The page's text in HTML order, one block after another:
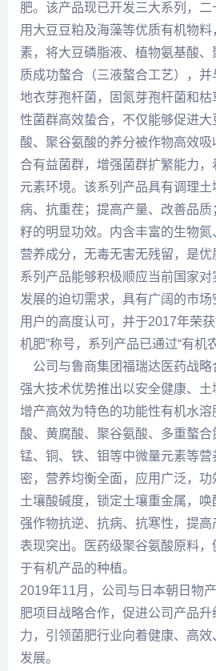
肥。该产品现已开发三大系列，
用大豆豆粕及海藻等优质有机物
素，将大豆磷脂液、植物氨基酸
质成功螯合（三液螯合工艺），并
地衣芽孢杆菌，固氮芽孢杆菌和
性菌群高效蛰合，不仅能够促进
酸、聚谷氨酸的养分被作物高效
合有益菌群，增强菌群扩繁能力
元素环境。该系列产品具有调理
病、抗重茬；提高产量、改善品
籽的明显功效。内含丰富的生物
营养成分，无毒无害无残留，是
系列产品能够积极顺应当前国家
发展的迫切需求，具有广阔的市
用户的高度认可，并于2017年荣
机肥”称号，系列产品已通过“有机
公司与鲁商集团福瑞达医药战略
强大技术优势推出以安全健康、土
增产高效为特色的功能性有机水
酸、黄腐酸、聚谷氨酸、多重螯合
锰、铜、铁、钼等中微量元素等
密，营养均衡全面，应用广泛，
土壤酸碱度，锁定土壤重金属，
强作物抗逆、抗病、抗寒性，提
表现突出。医药级聚谷氨酸原料
于有机产品的种植。
2019年11月，公司与日本朝日物
肥项目战略合作，促进公司产品
力，引领菌肥行业向着健康、高
发展。